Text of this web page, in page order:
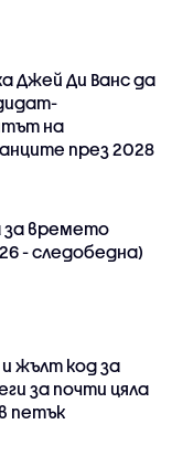
Джей Ди Ванс да
на
през 2028
за времето
- следобедна)
жълт код за
за почти цяла
петък